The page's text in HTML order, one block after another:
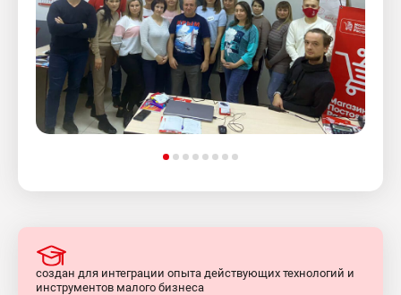
создан для интеграции опыта действующих технологий и
инструментов малого бизнеса